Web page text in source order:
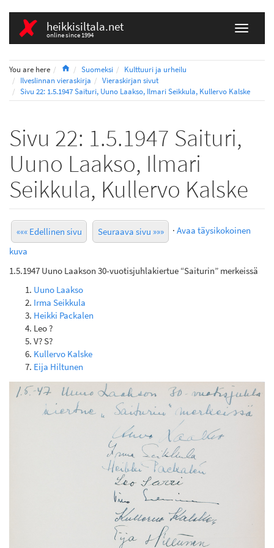
heikkisiltala.net
online since 1994
You are here HomeSuomeksi
Kulttuuri ja urheilu
Ilveslinnan vieraskirja
Vieraskirjan sivut
Sivu 22: 1.5.1947 Saituri, Uuno Laakso, Ilmari Seikkula, Kullervo Kalske
Sivu 22: 1.5.1947 Saituri,
Uuno Laakso, Ilmari
Seikkula, Kullervo Kalske
««« Edellinen sivu Seuraava sivu »»» · Avaa täysikokoinen
kuva
1.5.1947 Uuno Laakson 30-vuotisjuhlakiertue “Saiturin” merkeissä
Uuno Laakso
Irma Seikkula
Heikki Packalen
Leo ?
V? S?
Kullervo Kalske
Eija Hiltunen